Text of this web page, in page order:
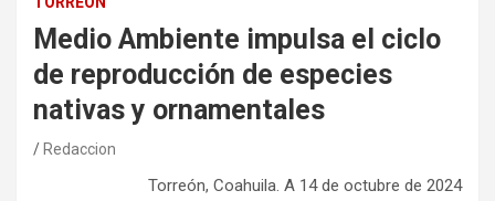
Medio Ambiente impulsa el ciclo
de reproducción de especies
nativas y ornamentales
Redaccion
Torreón, Coahuila. A 14de octubre de 2024